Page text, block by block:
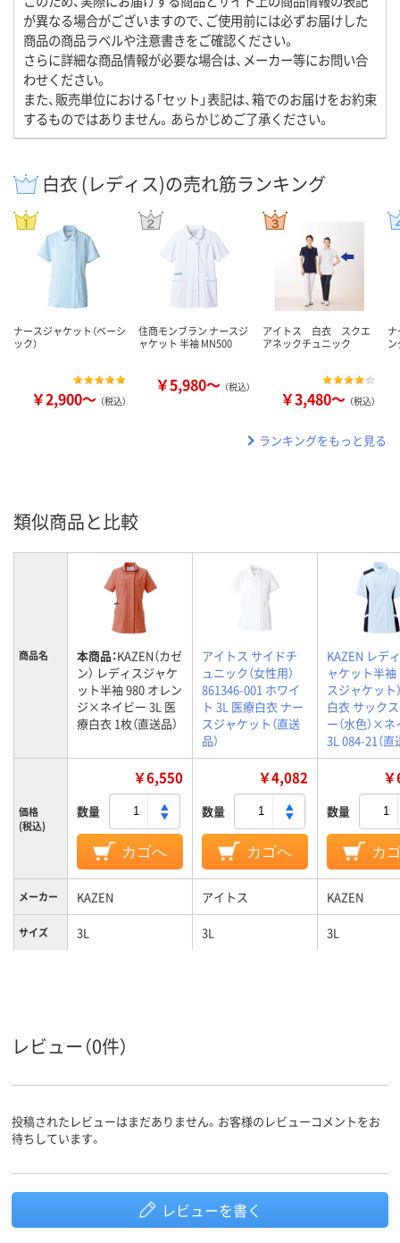
が異なる場合がございますので、ご使用前には必ずお届けした
商品の商品ラベルや注意書きをご確認ください。
さらに詳細な商品情報が必要な場合は、メーカー等にお問い合
わせください。
また、販売単位における「セット」表記は、箱でのお届けをお約束
するものではありません。あらかじめご了承ください。
白衣 (レディス)の売れ筋ランキング
ナースジャケット（ベーシ
ック）
￥2,900～ （税込）
住商モンブラン ナースジ
ャケット 半袖 MN500
￥5,980～ （税込）
アイトス 白衣 スクエ
アネックチュニック
￥3,480～ （税込）
ナ
ン
ランキングをもっと見る
類似商品と比較
商品名 本商品：KAZEN（カゼ
ン） レディスジャケ
ット半袖 980 オレン
ジ×ネイビー 3L 医
療白衣 1枚（直送品）
アイトス サイドチ
ュニック（女性用）
861346-001 ホワイ
ト 3L 医療白衣 ナー
スジャケット（直送
品）
KAZEN レデ
ャケット半袖
スジャケット
白衣 サック
ー（水色）×
3L 084-21（直
価格
(税込)
￥6,550
数量
カゴへ
￥4,082
数量
カゴへ
数量
カ
メーカー KAZEN アイトス KAZEN
サイズ 3L 3L 3L
ポリエステル100%
100%）
レビュー（0件）
投稿されたレビューはまだありません。お客様のレビューコメントをお
待ちしています。
レビューを書く